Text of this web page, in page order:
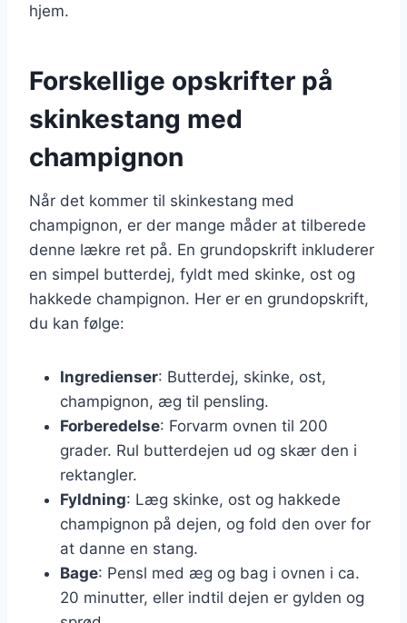
hjem.
Forskellige opskrifter på
skinkestang med
champignon
Når det kommer til skinkestang med
champignon, er der mange måder at tilberede
denne lækre ret på. En grundopskrift inkluderer
en simpel butterdej, fyldt med skinke, ost og
hakkede champignon. Her er en grundopskrift,
du kan følge:
Ingredienser: Butterdej, skinke, ost,
champignon, æg til pensling.
Forberedelse: Forvarm ovnen til 200
grader. Rul butterdejen ud og skær den i
rektangler.
Fyldning: Læg skinke, ost og hakkede
champignon på dejen, og fold den over for
at danne en stang.
Bage: Pensl med æg og bag i ovnen i ca.
20 minutter, eller indtil dejen er gylden og